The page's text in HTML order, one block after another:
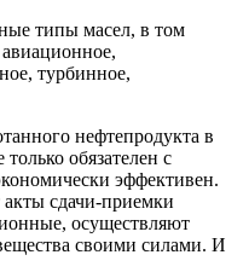
типы масел, в том
турбинное,
нефтепродукта в
обязателен с
эффективен.
сдачи-приемки
осуществляют
своими силами. И